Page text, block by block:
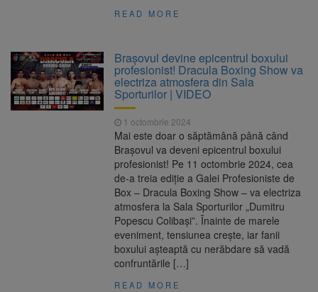
READ MORE
Brașovul devine epicentrul boxului
profesionist! Dracula Boxing Show va
electriza atmosfera din Sala
Sporturilor | VIDEO
1 octombrie 2024
Mai este doar o săptămână până când
Brașovul va deveni epicentrul boxului
profesionist! Pe 11 octombrie 2024, cea
de-a treia ediție a Galei Profesioniste de
Box – Dracula Boxing Show – va electriza
atmosfera la Sala Sporturilor „Dumitru
Popescu Colibași”. Înainte de marele
eveniment, tensiunea crește, iar fanii
boxului așteaptă cu nerăbdare să vadă
confruntările […]
READ MORE